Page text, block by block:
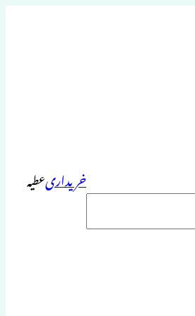
خریداریعطیہ